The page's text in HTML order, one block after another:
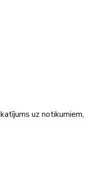
uz notikumiem,